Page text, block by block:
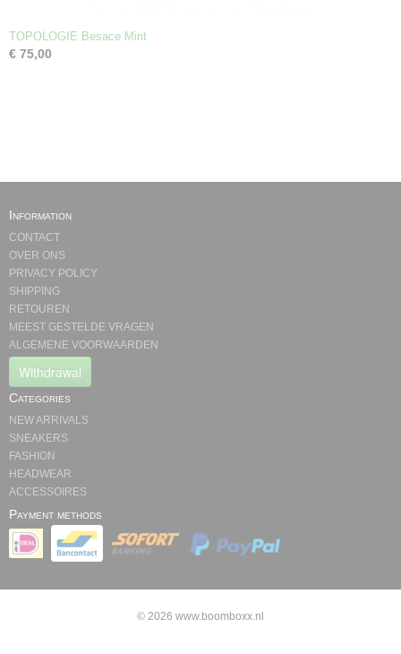
TOPOLOGIE Besace Mint
€ 75,00
Information
CONTACT
OVER ONS
PRIVACY POLICY
SHIPPING
RETOUREN
MEEST GESTELDE VRAGEN
ALGEMENE VOORWAARDEN
Withdrawal
Categories
NEW ARRIVALS
SNEAKERS
FASHION
HEADWEAR
ACCESSOIRES
Payment methods
© 2026 www.boomboxx.nl